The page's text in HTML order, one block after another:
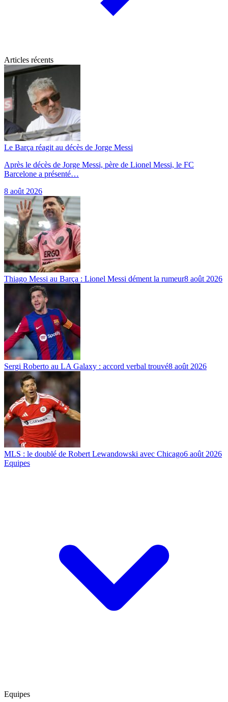
Articles récents
Le Barça réagit au décès de Jorge Messi
Après le décès de Jorge Messi, père de Lionel Messi, le FC
Barcelone a présenté…
8 août 2026
Thiago Messi au Barça : Lionel Messi dément la rumeur8 août 2026
Sergi Roberto au LA Galaxy : accord verbal trouvé8 août 2026
MLS : le doublé de Robert Lewandowski avec Chicago6 août 2026
Equipes
Equipes